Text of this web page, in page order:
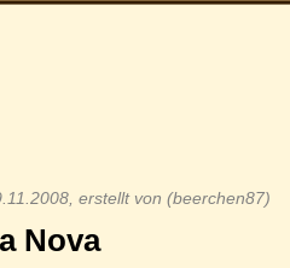
erstellt von (beerchen87)
Nova